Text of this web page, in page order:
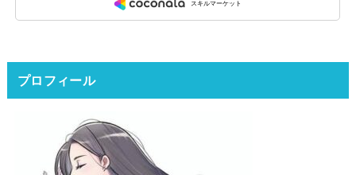
プロフィール